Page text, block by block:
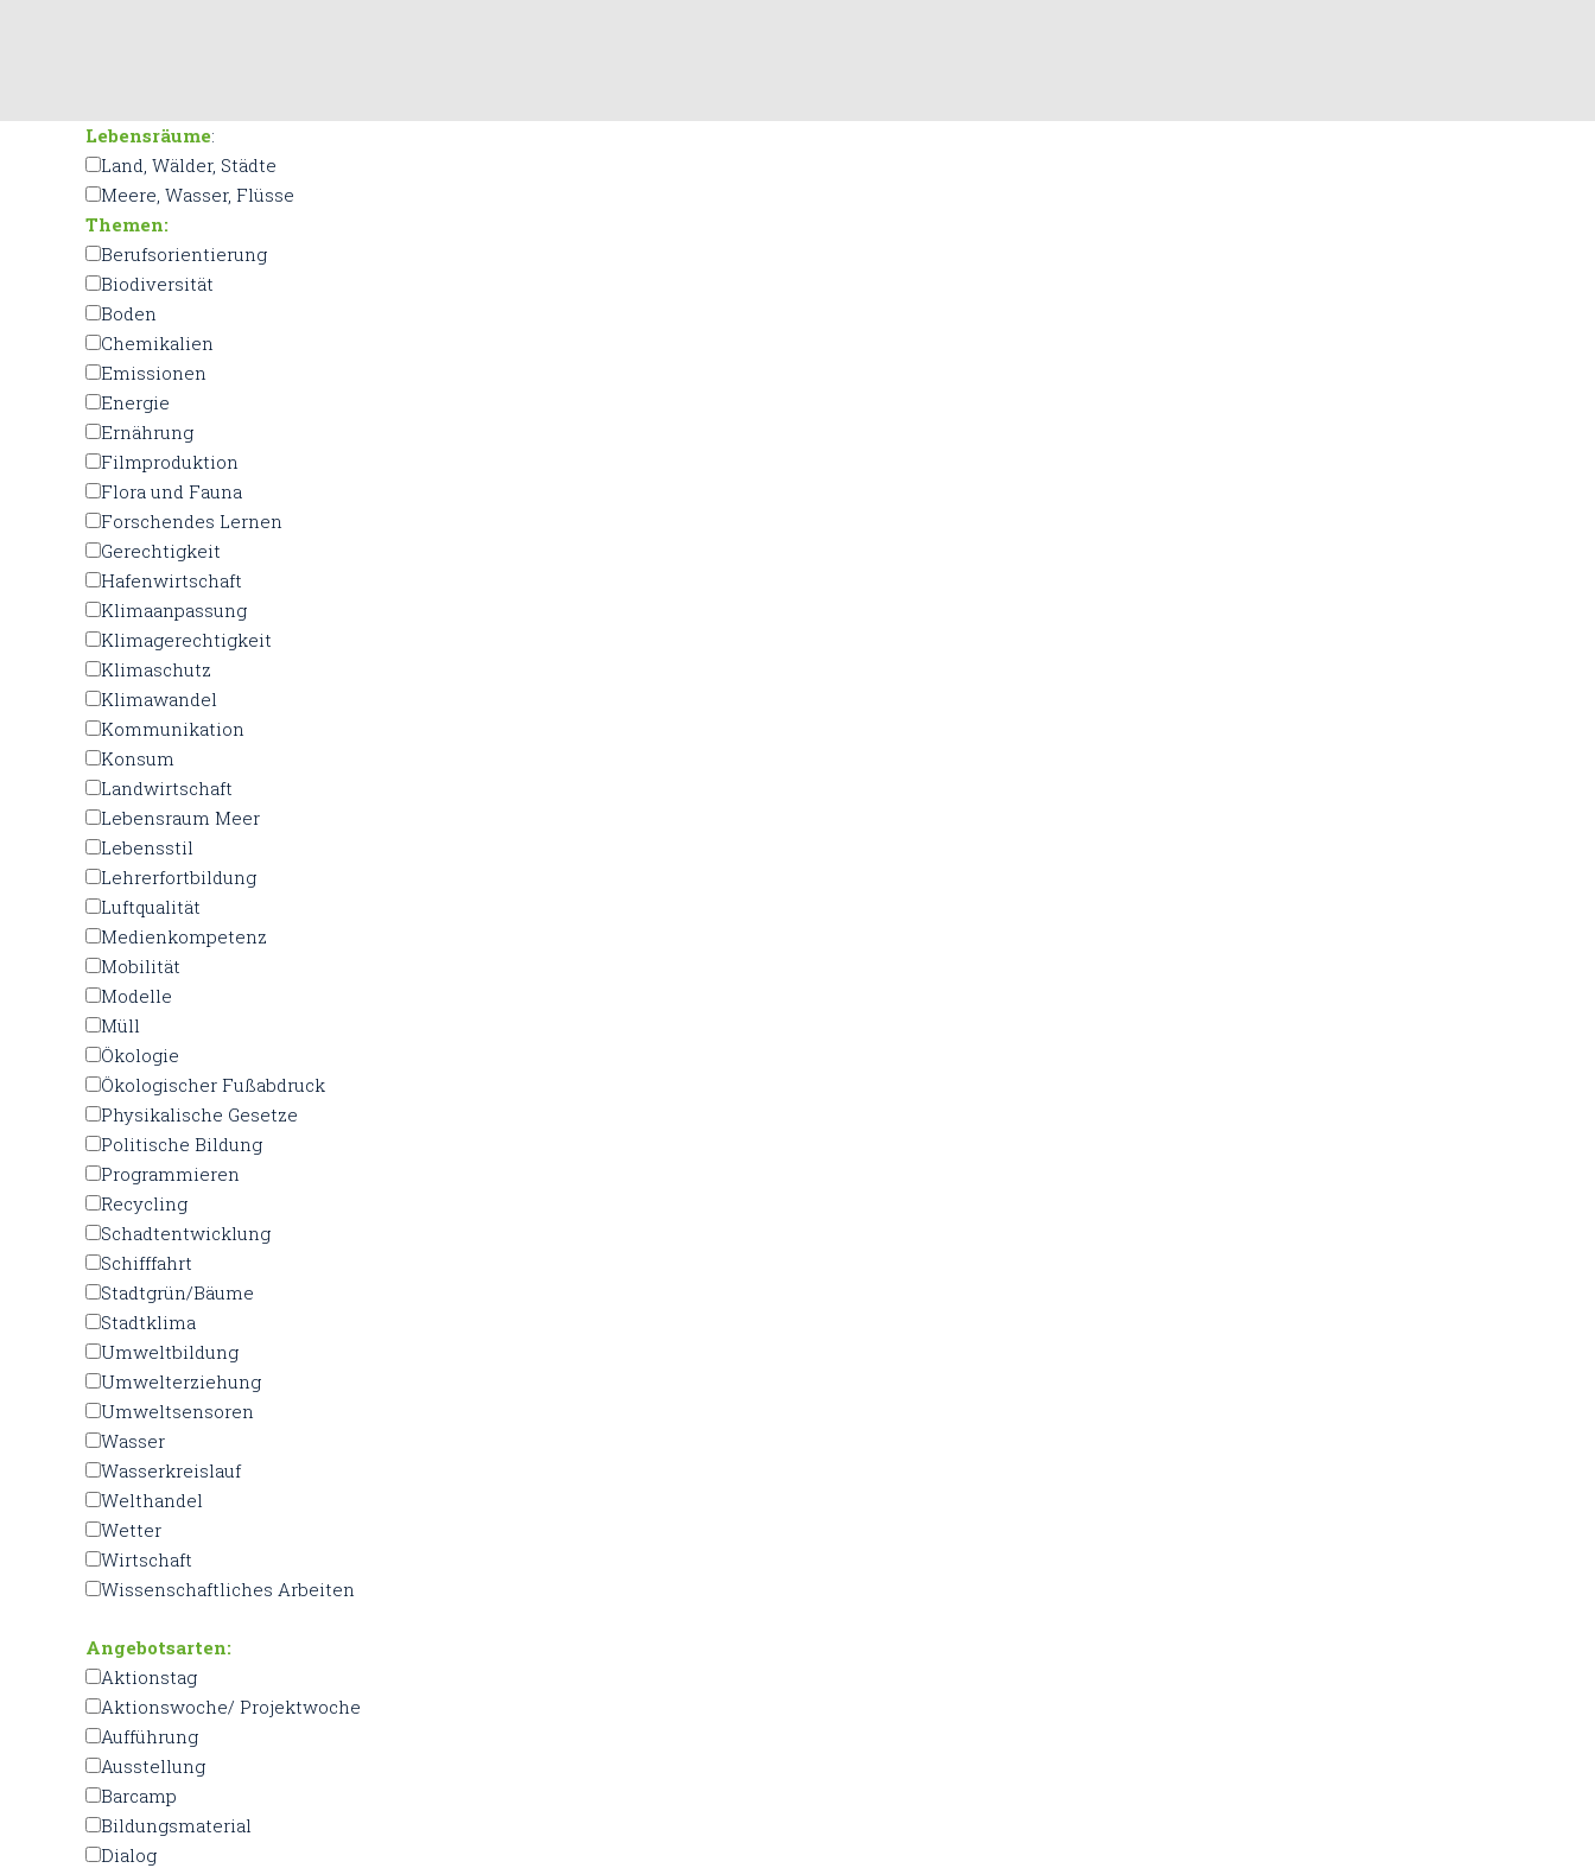
Lebensräume:
Land, Wälder, Städte
Meere, Wasser, Flüsse
Themen:
Berufsorientierung
Biodiversität
Boden
Chemikalien
Emissionen
Energie
Ernährung
Filmproduktion
Flora und Fauna
Forschendes Lernen
Gerechtigkeit
Hafenwirtschaft
Klimaanpassung
Klimagerechtigkeit
Klimaschutz
Klimawandel
Kommunikation
Konsum
Landwirtschaft
Lebensraum Meer
Lebensstil
Lehrerfortbildung
Luftqualität
Medienkompetenz
Mobilität
Modelle
Müll
Ökologie
Ökologischer Fußabdruck
Physikalische Gesetze
Politische Bildung
Programmieren
Recycling
Schadtentwicklung
Schifffahrt
Stadtgrün/Bäume
Stadtklima
Umweltbildung
Umwelterziehung
Umweltsensoren
Wasser
Wasserkreislauf
Welthandel
Wetter
Wirtschaft
Wissenschaftliches Arbeiten
Angebotsarten:
Aktionstag
Aktionswoche/ Projektwoche
Aufführung
Ausstellung
Barcamp
Bildungsmaterial
Dialog